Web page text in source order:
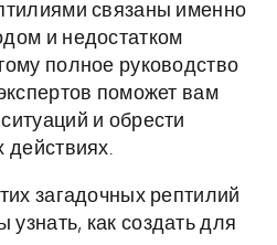
связаны именно
и недостатком
полное руководство
поможет вам
и обрести
действиях.
загадочных рептилий
узнать, как создать для